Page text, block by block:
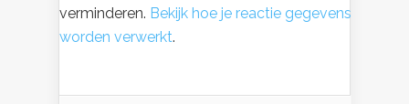
verminderen. Bekijk hoe je reactie gegevens
worden verwerkt.